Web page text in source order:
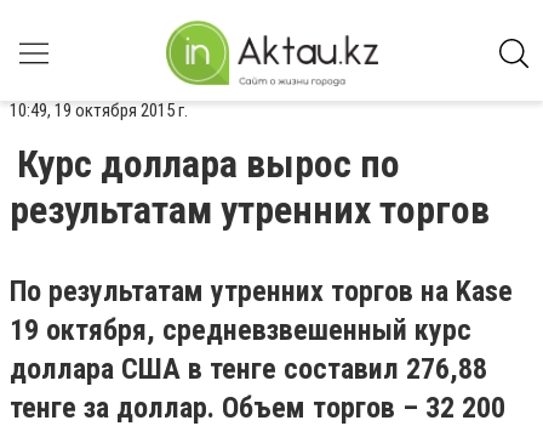
10:49, 19 октября 2015 г.
Курс доллара вырос по
результатам утренних торгов
По результатам утренних торгов на Kase
19 октября, cредневзвешенный курс
доллара США в тенге составил 276,88
тенге за доллар. Объем торгов – 32 200